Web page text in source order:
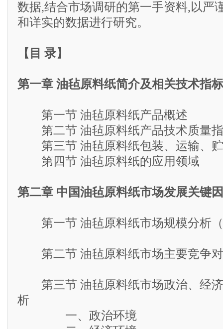
数据,结合市场调研的第一手资料,以严
和详实的数据进行研究。
【目 录】
第一章 油毡原料纸简介及相关技术指标
第一节 油毡原料纸产品概述
第二节 油毡原料纸产品技术质量
第三节 油毡原料纸包装、运输、贮
第四节 油毡原料纸的应用领域
第二章 中国油毡原料纸市场发展关键
第一节 油毡原料纸市场规模分析（
第二节 油毡原料纸市场主要竞争
第三节 油毡原料纸市场政治、经济
析
一、政治环境